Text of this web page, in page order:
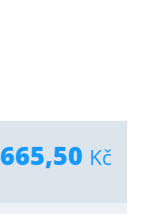
665,50 Kč